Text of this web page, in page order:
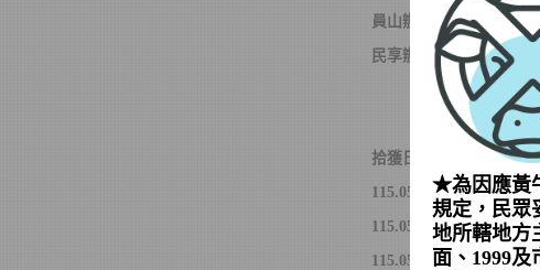
員山辦事處：(02)2225-
民享辦事處：(02)2226-
拾獲日期 遺失物
115.05.04 藍色自
115.05.20耳機(
115.05.22 陶瓷龍
★為因應黃
規定，民眾
地所轄地方
面、1999